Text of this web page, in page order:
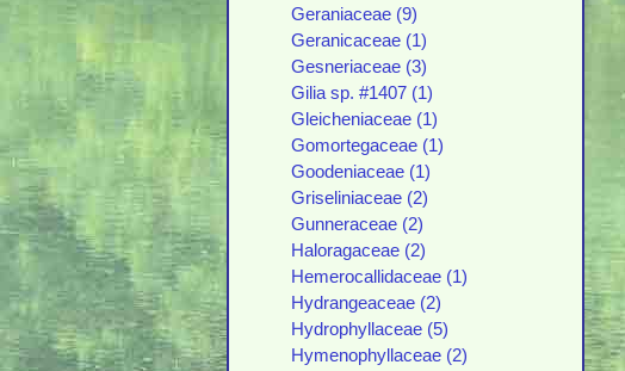
Geraniaceae (9)
Geranicaceae (1)
Gesneriaceae (3)
Gilia sp. #1407 (1)
Gleicheniaceae (1)
Gomortegaceae (1)
Goodeniaceae (1)
Griseliniaceae (2)
Gunneraceae (2)
Haloragaceae (2)
Hemerocallidaceae (1)
Hydrangeaceae (2)
Hydrophyllaceae (5)
Hymenophyllaceae (2)